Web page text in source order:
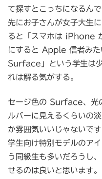
て探すとこっちになるん
先にお子さんが女子大生
ると「スマホは iPhone
にすると Apple 信者みた
Surface」という学生は
れは解る気がする。
セージ色の Surface、光
ルバーに見えるくらいの
か雰囲気いいじゃないで
学生向け特別モデルのア
う同級生も多いだろうし
せるのは良いと思います。